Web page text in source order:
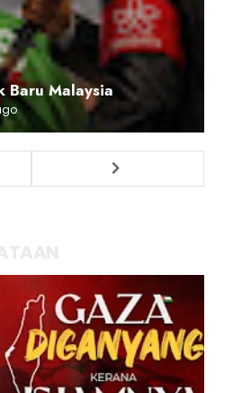
Baru Malaysia